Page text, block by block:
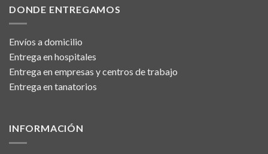
DONDE ENTREGAMOS
Envíos a domicilio
Entrega en hospitales
Entrega en empresas y centros de trabajo
Entrega en tanatorios
INFORMACIÓN